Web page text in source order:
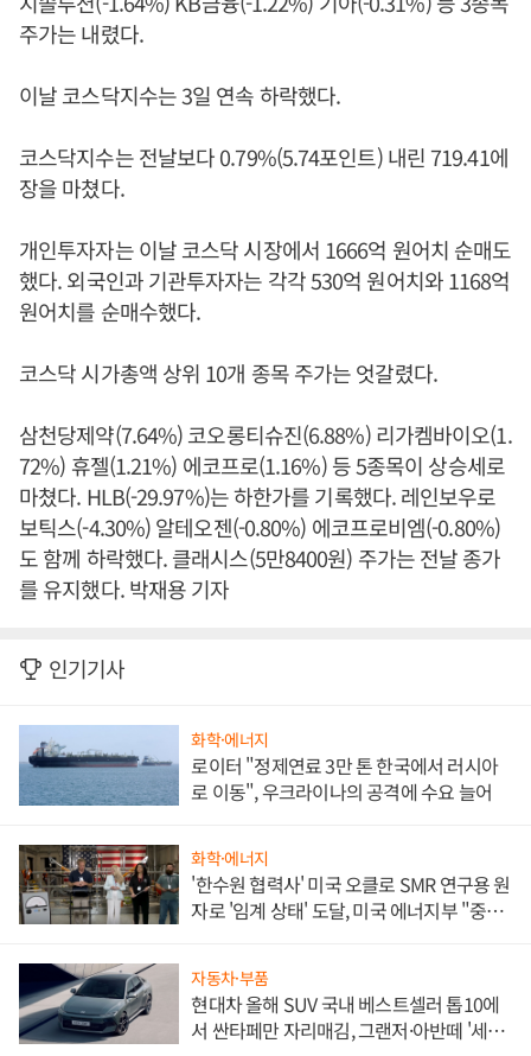
주가는 내렸다.
이날 코스닥지수는 3일 연속 하락했다.
코스닥지수는 전날보다 0.79%(5.74포인트) 내린 719.41에
장을 마쳤다.
개인투자자는 이날 코스닥 시장에서 1666억 원어치 순매도
했다. 외국인과 기관투자자는 각각 530억 원어치와 1168억
원어치를 순매수했다.
코스닥 시가총액 상위 10개 종목 주가는 엇갈렸다.
삼천당제약(7.64%) 코오롱티슈진(6.88%) 리가켐바이오(1.
72%) 휴젤(1.21%) 에코프로(1.16%) 등 5종목이 상승세로
마쳤다. HLB(-29.97%)는 하한가를 기록했다. 레인보우로
보틱스(-4.30%) 알테오젠(-0.80%) 에코프로비엠(-0.80%)
도 함께 하락했다. 클래시스(5만8400원) 주가는 전날 종가
를 유지했다. 박재용 기자
인기기사
화학·에너지
로이터 "정제연료 3만 톤 한국에서 러시아
로 이동", 우크라이나의 공격에 수요 늘어
화학·에너지
'한수원 협력사' 미국 오클로 SMR 연구용 원
자로 '임계 상태' 도달, 미국 에너지부 "중요
자동차·부품
현대차 올해 SUV 국내 베스트셀러 톱10에
서 싼타페만 자리매김, 그랜저·아반떼 '세단